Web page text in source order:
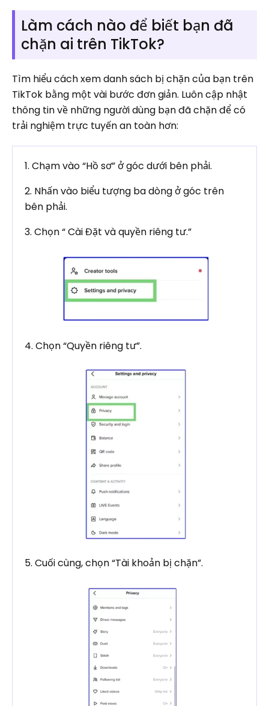
Làm cách nào để biết bạn đã
chặn ai trên TikTok?
Tìm hiểu cách xem danh sách bị chặn của bạn trên
TikTok bằng một vài bước đơn giản. Luôn cập nhật
thông tin về những người dùng bạn đã chặn để có
trải nghiệm trực tuyến an toàn hơn:
1. Chạm vào “Hồ sơ” ở góc dưới bên phải.
2. Nhấn vào biểu tượng ba dòng ở góc trên
bên phải.
3. Chọn “ Cài Đặt và quyền riêng tư.”
4. Chọn “Quyền riêng tư”.
5. Cuối cùng, chọn “Tài khoản bị chặn”.